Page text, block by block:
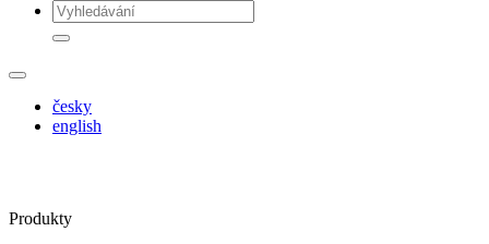
česky
english
Produkty